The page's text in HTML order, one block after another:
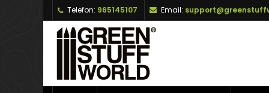
Telefon: 965145107 Email: